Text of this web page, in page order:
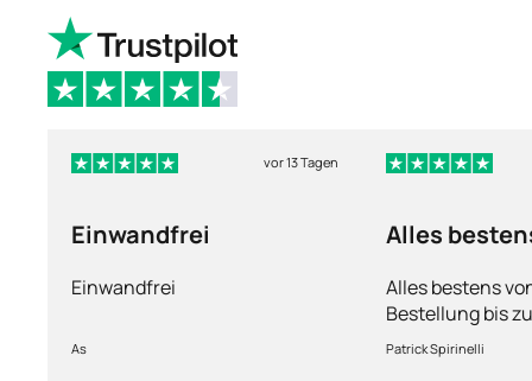
vor 13 Tagen
Einwandfrei
Einwandfrei
As
Alles
Alles bestens
Bestellung bis
Ware sorgfältig
schnelle
Patrick Spirinelli